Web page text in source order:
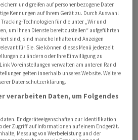
Monat mit einer steigenden
zuvor war die Teuerung
nachdem sie im
mehr als zehn Prozent gestiegen
die jüngste Entwicklung vor
Die Strompreise
Richtung. Die
Spanien deutlich niedriger als in
Die Kerninflation (ohne
und greifen auf personenbezogene Daten
Kennungen auf Ihrem Gerät zu. Durch Auswahl
Technologien für die unter „Wir und
um Ihnen Dienste bereitzustellen“ aufgeführten
sind, sind manche Inhalte und Anzeigen
für Sie. Sie können dieses Menü jederzeit
zu ändern oder Ihre Einwilligung zu
Voreinstellungen verwalten am unteren Rand
gelten innerhalb unseres Website. Weitere
Datenschutzerklärung.
verarbeiten Daten, um Folgendes
Endgeräteeigenschaften zur Identifikation
Zugriff auf Informationen auf einem Endgerät.
Messung von Werbeleistung und der